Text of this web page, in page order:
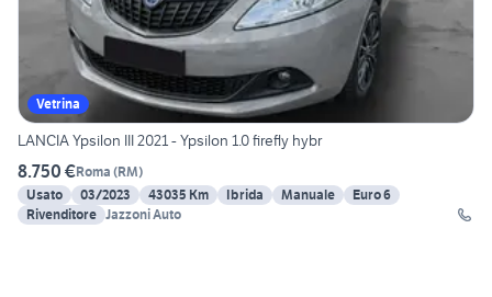
Vetrina
LANCIA Ypsilon III 2021 - Ypsilon 1.0 firefly hybr
8.750 €Roma (RM)
Usato
03/2023 43035 Km Ibrida Manuale
Euro 6
Rivenditore Jazzoni Auto